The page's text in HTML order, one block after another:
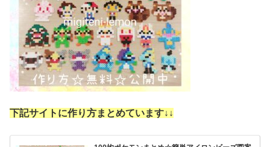
下記サイトに作り方まとめています↓ ↓